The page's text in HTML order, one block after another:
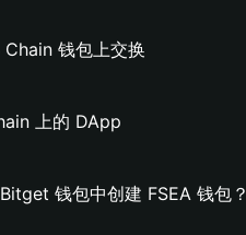
Chain 钱包上交换
上的 DApp
钱包中创建 FSEA 钱包？